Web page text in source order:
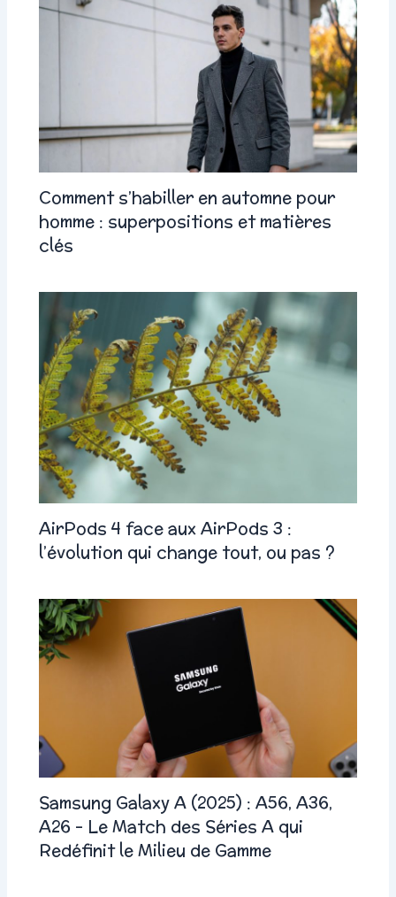
Comment s’habiller en automne pour
homme : superpositions et matières
clés
AirPods 4 face aux AirPods 3 :
l’évolution qui change tout, ou pas ?
Samsung Galaxy A (2025) : A56, A36,
A26 – Le Match des Séries A qui
Redéfinit le Milieu de Gamme